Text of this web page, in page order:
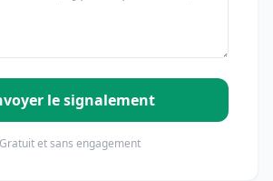
le signalement
Gratuit et sans engagement